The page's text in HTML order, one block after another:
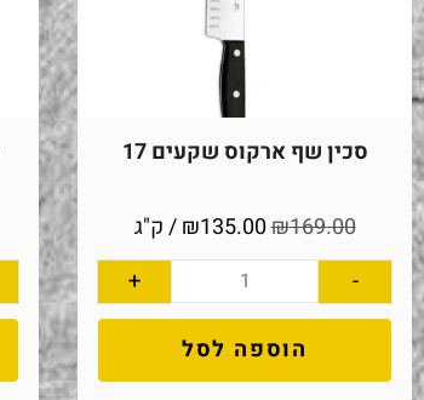
סכין שף ארקוס שקעים 17
₪169.00
₪135.00 / ק"ג
-
+
הוספה לסל